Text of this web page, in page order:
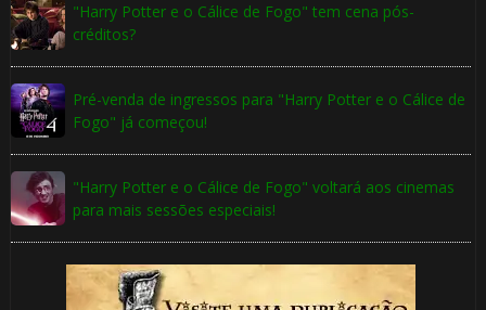
"Harry Potter e o Cálice de Fogo" tem cena pós-
créditos?
Pré-venda de ingressos para "Harry Potter e o Cálice de
Fogo" já começou!
"Harry Potter e o Cálice de Fogo" voltará aos cinemas
para mais sessões especiais!